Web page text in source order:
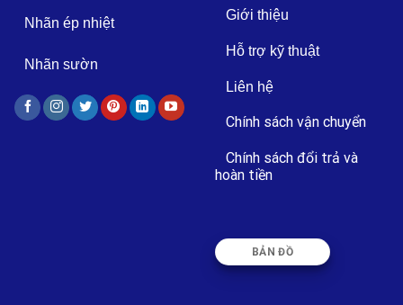
Nhãn ép nhiệt
Nhãn sườn
Giới thiệu
Hỗ trợ kỹ thuật
Liên hệ
Chính sách vận chuyển
Chính sách đổi trả và
hoàn tiền
BẢN ĐỒ